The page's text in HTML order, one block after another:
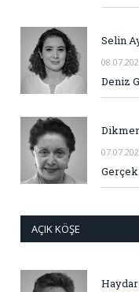
Selin
Deniz
AÇIK KÖŞE